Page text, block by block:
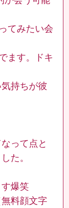
てみたい会
ます。ドキ
持ちが彼
って点と
た。
爆笑
料顔文字